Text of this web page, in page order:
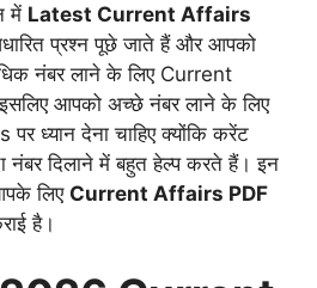
में Latest Current Affairs
प्रश्न पूछे जाते हैं और आपको
नंबर लाने के लिए Current
आपको अच्छे नंबर लाने के लिए
ध्यान देना चाहिए क्योंकि करेंट
नंबर दिलाने में बहुत हेल्प करते हैं। इन
लिए Current Affairs PDF
है।